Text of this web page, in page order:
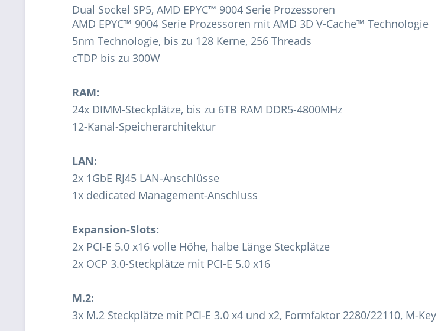
Dual Sockel SP5, AMD EPYC™ 9004 Serie Prozessoren
AMD EPYC™ 9004 Serie Prozessoren mit AMD 3D V-Cache™ Technologie
5nm Technologie, bis zu 128 Kerne, 256 Threads
cTDP bis zu 300W
RAM:
24x DIMM-Steckplätze, bis zu 6TB RAM DDR5-4800MHz
12-Kanal-Speicherarchitektur
LAN:
2x 1GbE RJ45 LAN-Anschlüsse
1x dedicated Management-Anschluss
Expansion-Slots:
2x PCI-E 5.0 x16 volle Höhe, halbe Länge Steckplätze
2x OCP 3.0-Steckplätze mit PCI-E 5.0 x16
M.2:
3x M.2 Steckplätze mit PCI-E 3.0 x4 und x2, Formfaktor 2280/22110, M-Key